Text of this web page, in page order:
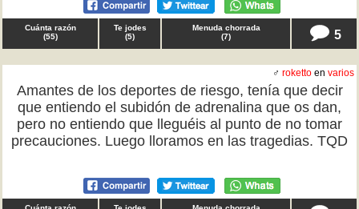
Cuánta razón
(55)
Te jodes
(5)
Menuda chorrada
(7) 5
♂ roketto en varios
Amantes de los deportes de riesgo, tenía que decir
que entiendo el subidón de adrenalina que os dan,
pero no entiendo que lleguéis al punto de no tomar
precauciones. Luego lloramos en las tragedias. TQD